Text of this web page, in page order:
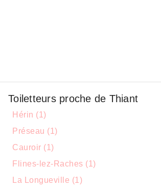
Toiletteurs proche de Thiant
Hérin (1)
Préseau (1)
Cauroir (1)
Flines-lez-Raches (1)
La Longueville (1)